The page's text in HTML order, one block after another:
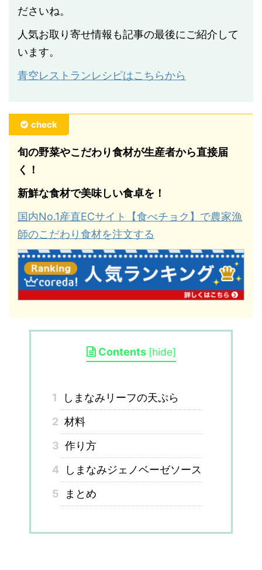
ださいね。
人気お取り寄せ情報も記事の最後にご紹介して
います。
青空レストランレシピはこちらから
check
旬の野菜やこだわり食材が生産者から直接届
く！
新鮮な食材で美味しい食卓を！
国内No.1産直ECサイト【食べチョク】で農家漁
師のこだわり食材を注文する
Contents [hide]
1
しまなみリーフの天ぷら
2 材料
3 作り方
4
しまなみジェノベーゼソース
5
まとめ